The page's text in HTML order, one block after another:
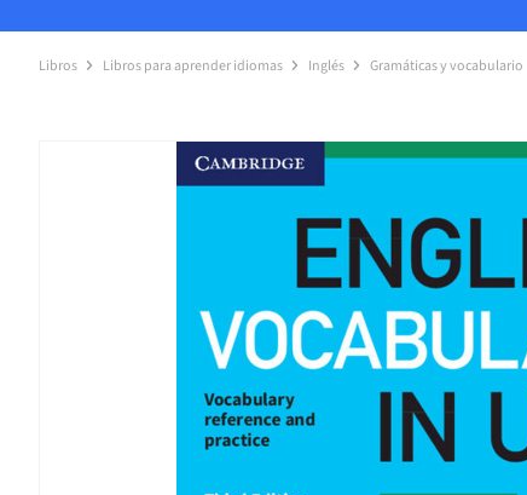
Libros Libros para aprender idiomas Inglés Gramáticas y vocabulario